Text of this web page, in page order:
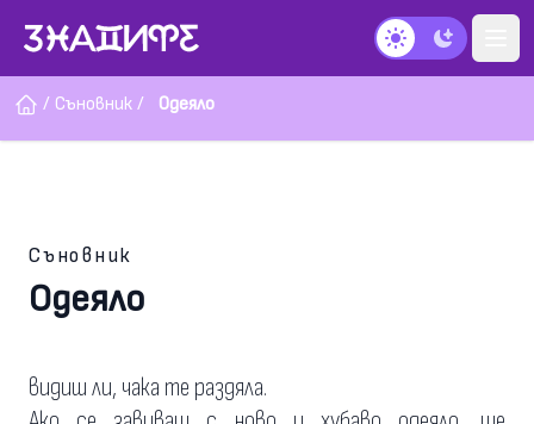
Тъмен режим
/ Съновник / Одеяло
Съновник
Одеяло
видиш ли, чака те раздяла.